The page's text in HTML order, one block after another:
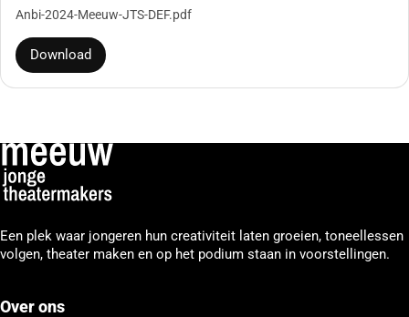
Anbi-2024-Meeuw-JTS-DEF.pdf
Download
Een plek waar jongeren hun creativiteit laten groeien, toneellessen
volgen, theater maken en op het podium staan in voorstellingen.
Over ons